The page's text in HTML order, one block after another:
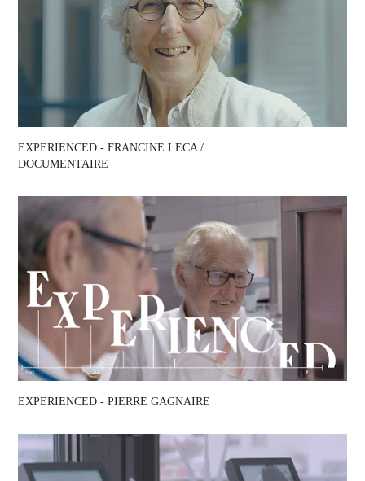
EXPERIENCED - FRANCINE LECA /
DOCUMENTAIRE
EXPERIENCED - PIERRE GAGNAIRE